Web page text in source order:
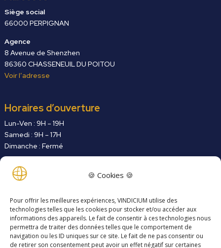
🍪 Cookies 🍪
Pour offrir les meilleures expériences, VINDICIUM utilise des
technologies telles que les cookies pour stocker et/ou accéder aux
informations des appareils. Le fait de consentir à ces technologies nous
permettra de traiter des données telles que le comportement de
navigation ou les ID uniques sur ce site. Le fait de ne pas consentir ou
de retirer son consentement peut avoir un effet négatif sur certaines
Siège social
66000 PERPIGNAN
Agence
8 Avenue de Shenzhen
86360 CHASSENEUIL DU POITOU
Voir l’adresse
Horaires d’ouverture
Lun-Ven : 9H – 19H
Samedi : 9H – 17H
Dimanche : Fermé
Contactez-nous
24 H/ 7J
Liens annexes
Contactez-nous
Politique de confidentialité